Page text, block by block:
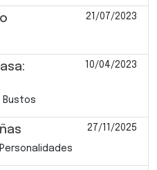
21/07/2023
10/04/2023
Bustos
27/11/2025